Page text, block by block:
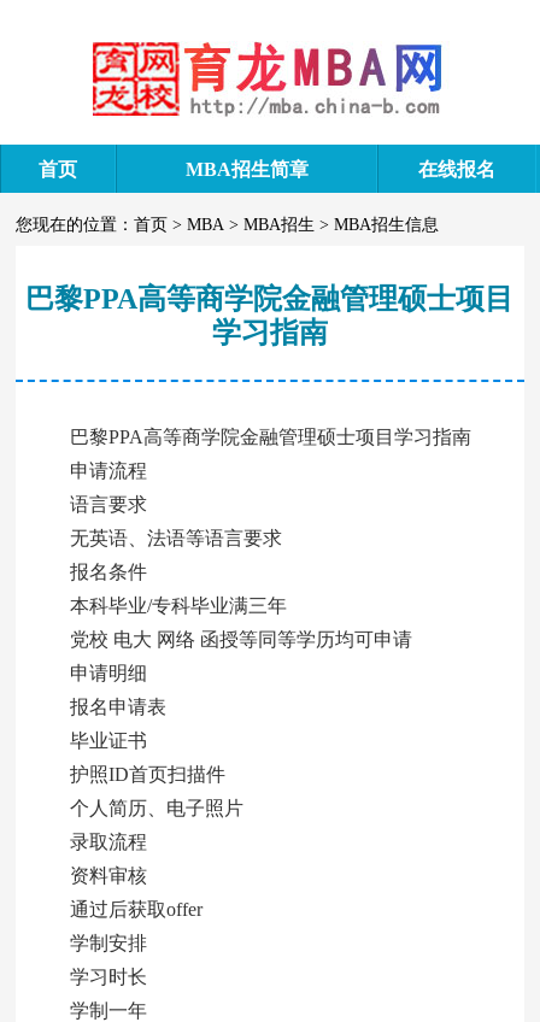
首页 MBA招生简章 在线报名
您现在的位置：首页 >MBA >MBA招生 >MBA招生信息
巴黎PPA高等商学院金融管理硕士项目
学习指南
巴黎PPA高等商学院金融管理硕士项目学习指南
申请流程
语言要求
无英语、法语等语言要求
报名条件
本科毕业/专科毕业满三年
党校 电大 网络 函授等同等学历均可申请
申请明细
报名申请表
毕业证书
护照ID首页扫描件
个人简历、电子照片
录取流程
资料审核
通过后获取offer
学制安排
学习时长
学制一年